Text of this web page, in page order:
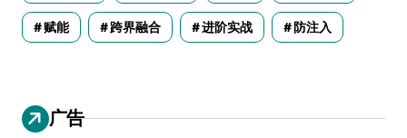
赋能 跨界融合 进阶实战 防注入
广告